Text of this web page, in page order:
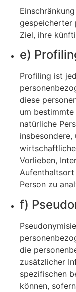
gespeicherter
Ziel, ihre
e)
Profiling ist
diese
um
natürliche
Vorlieben,
Aufenthaltsort
Person zu
f)
die
zusätzlicher
spezifischen
können,